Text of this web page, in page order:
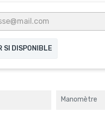
SI DISPONIBLE
Manomètre